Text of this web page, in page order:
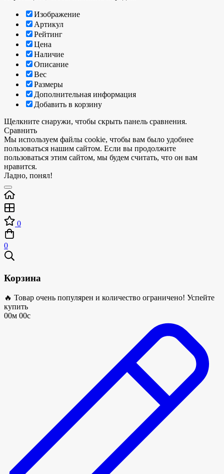
Изображение
Артикул
Рейтинг
Цена
Наличие
Описание
Вес
Размеры
Дополнительная информация
Добавить в корзину
Щелкните снаружи, чтобы скрыть панель сравнения.
Сравнить
Мы используем файлы cookie, чтобы вам было удобнее
пользоваться нашим сайтом. Если вы продолжите
пользоваться этим сайтом, мы будем считать, что он вам
нравится.
Ладно, понял!
0
0
Корзина
🔥 Товар очень популярен и количество ограничено! Успейте
купить
00м 00с